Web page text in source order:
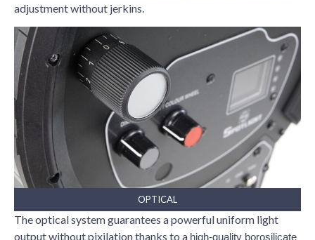
adjustment without jerkins.
OPTICAL
The optical system guarantees a powerful uniform light
output without pixilation thanks to a high-quality borosilicate